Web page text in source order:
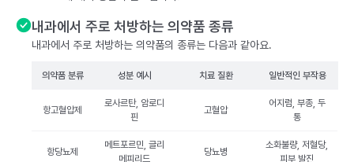
내과에서 주로 처방하는 의약품 종류
내과에서 주로 처방하는 의약품의 종류는 다음과 같아요.
의약품 분류 성분 예시 치료 질환 일반적인 부작용
항고혈압제
로사르탄, 암로디
핀
고혈압
어지럼, 부종, 두
통
항당뇨제
메트포르민, 글리
메피리드
당뇨병
소화불량, 저혈당,
피부 발진